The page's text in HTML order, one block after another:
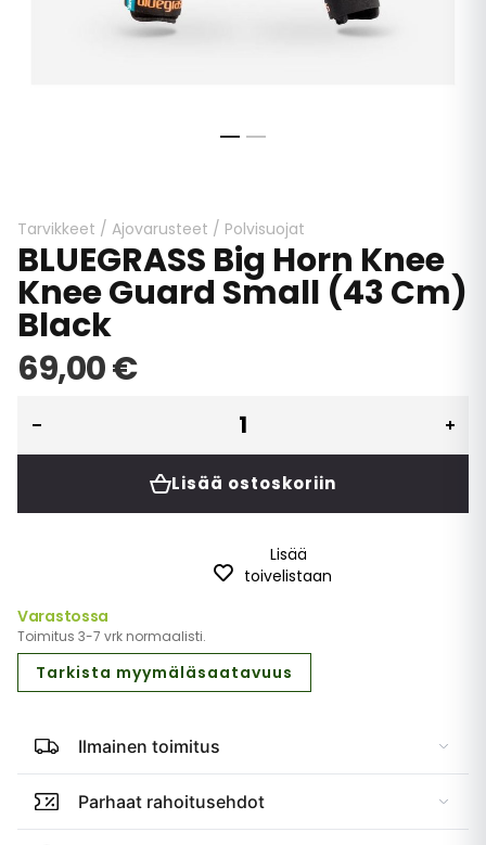
beginning
of
the
images
gallery
Tarvikkeet / Ajovarusteet / Polvisuojat
BLUEGRASS Big Horn Knee
Knee Guard Small (43 Cm)
Black
69,00 €
Lisää ostoskoriin
Lisää
toivelistaan
Varastossa
Toimitus 3-7 vrk normaalisti.
Tarkista myymäläsaatavuus
Ilmainen toimitus
Parhaat rahoitusehdot